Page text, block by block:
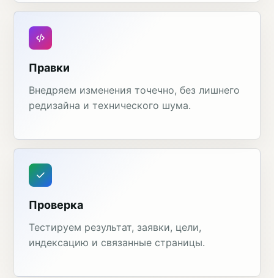
Правки
Внедряем изменения точечно, без лишнего
редизайна и технического шума.
Проверка
Тестируем результат, заявки, цели,
индексацию и связанные страницы.